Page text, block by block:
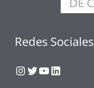
Redes Sociales
Instagram
Twitter
YouTube
LinkedIn